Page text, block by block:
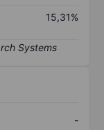
15,31%
-